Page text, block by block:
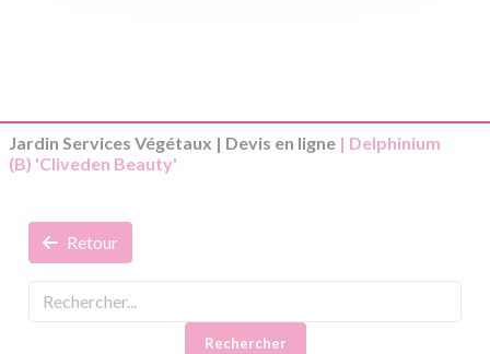
Jardin Services Végétaux | Devis en ligne | Delphinium
(B) 'Cliveden Beauty'
Retour
Rechercher